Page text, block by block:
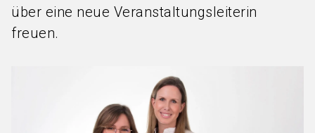
über eine neue Veranstaltungsleiterin
freuen.